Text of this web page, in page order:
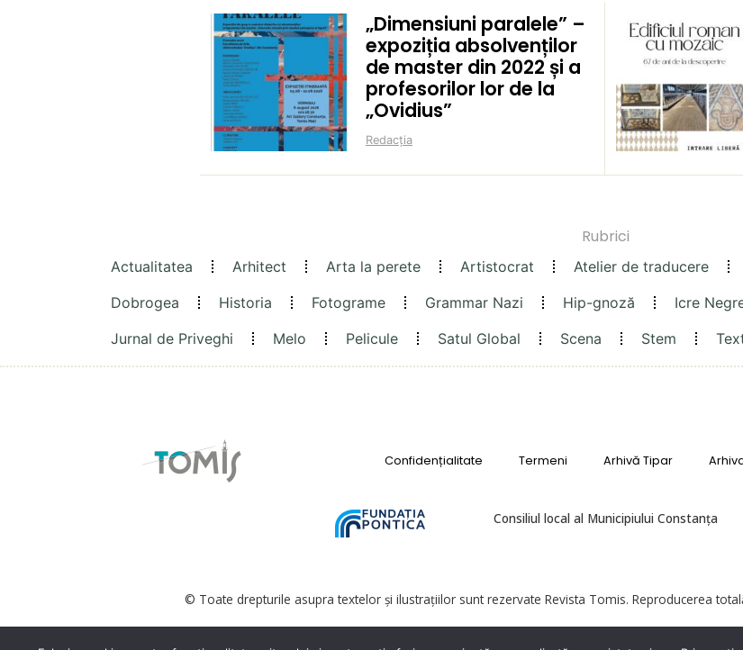
„Dimensiuni paralele” –
expoziția absolvenților
de master din 2022 și a
profesorilor lor de la
„Ovidius”
Redacția
Rubrici
Actualitatea Arhitect Arta la perete Artistocrat Atelier de traducere
Dobrogea
Historia Fotograme Grammar Nazi Hip-gnoză Icre
Jurnal de Priveghi
Melo Pelicule Satul Global Scena Stem
Confidențialitate Termeni Arhivă Tipar
Consiliul local al Municipiului Constanța
© Toate drepturile asupra textelor și ilustrațiilor sunt rezervate Revista Tomis. Reproducerea